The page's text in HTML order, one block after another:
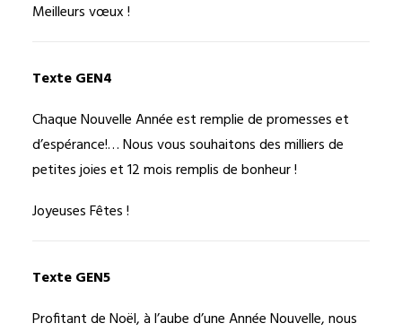
Meilleurs vœux !
Texte GEN4
Chaque Nouvelle Année est remplie de promesses et
d’espérance!… Nous vous souhaitons des milliers de
petites joies et 12 mois remplis de bonheur !
Joyeuses Fêtes !
Texte GEN5
Profitant de Noël, à l’aube d’une Année Nouvelle, nous